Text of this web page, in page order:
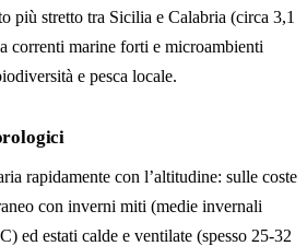
più stretto tra Sicilia e Calabria (circa 3,1
correnti marine forti e microambienti
e pesca locale.
rapidamente con l’altitudine: sulle coste
con inverni miti (medie invernali
ed estati calde e ventilate (spesso 25-32